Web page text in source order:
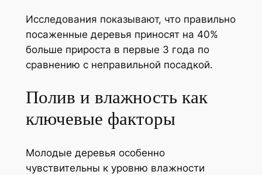
Исследования показывают, что правильно
посаженные деревья приносят на 40%
больше прироста в первые 3 года по
сравнению с неправильной посадкой.
Полив и влажность как
ключевые факторы
Молодые деревья особенно
чувствительны к уровню влажности